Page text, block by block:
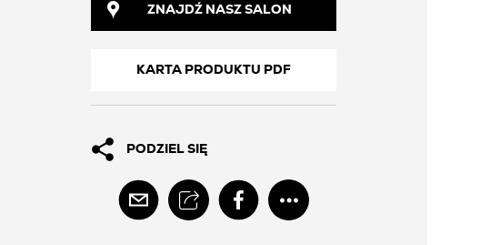
ZNAJDŹ NASZ SALON
KARTA PRODUKTU PDF
PODZIEL SIĘ